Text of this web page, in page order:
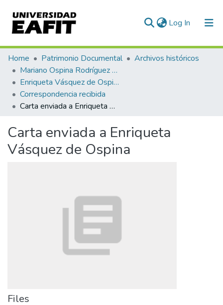
Log In (current)
Communities & Collections
All of DSpace
Statistics
Home Patrimonio Documental
Archivos históricos
Mariano Ospina Rodríguez (1826 -1912)
Enriqueta Vásquez de Ospina
Correspondencia recibida
Carta enviada a Enriqueta Vásquez de Ospina
Carta enviada a Enriqueta
Vásquez de Ospina
Files